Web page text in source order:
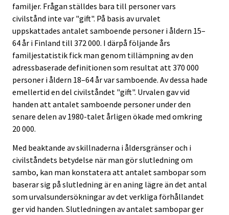
familjer. Frågan ställdes bara till personer vars
civilstånd inte var "gift". På basis av urvalet
uppskattades antalet samboende personer i åldern 15–
64 år i Finland till 372 000. I därpå följande års
familjestatistik fick man genom tillämpning av den
adressbaserade definitionen som resultat att 370 000
personer i åldern 18–64 år var samboende. Av dessa hade
emellertid en del civilståndet "gift". Urvalen gav vid
handen att antalet samboende personer under den
senare delen av 1980-talet årligen ökade med omkring
20 000.
Med beaktande av skillnaderna i åldersgränser och i
civilståndets betydelse när man gör slutledning om
sambo, kan man konstatera att antalet sambopar som
baserar sig på slutledning är en aning lägre än det antal
som urvalsundersökningar av det verkliga förhållandet
ger vid handen. Slutledningen av antalet sambopar ger